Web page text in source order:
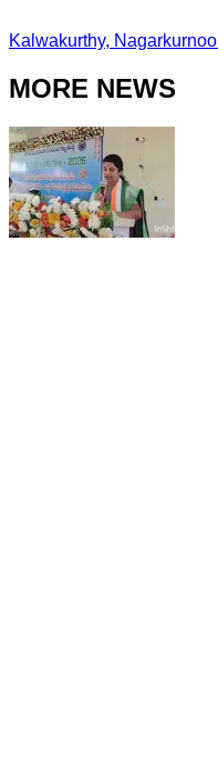
Kalwakurthy, Nagarkurnool
MORE NEWS